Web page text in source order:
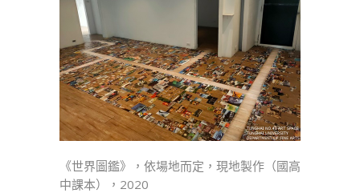
《世界圖鑑》，依場地而定，現地製作（國高
中課本），2020